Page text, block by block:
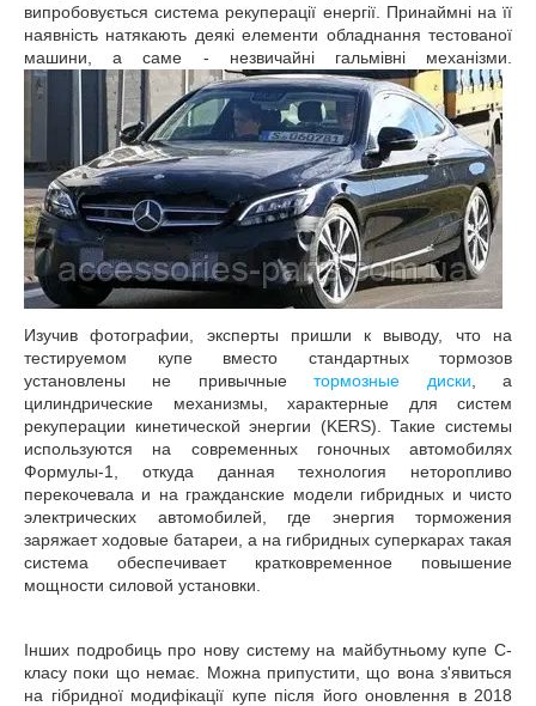
випробовується система рекуперації енергії. Принаймні на її
наявність натякають деякі елементи обладнання тестованої
машини, а саме - незвичайні гальмівні механізми.
Изучив фотографии, эксперты пришли к выводу, что на
тестируемом купе вместо стандартных тормозов
установлены не привычныетормозные диски , а
цилиндрические механизмы, характерные для систем
рекуперации кинетической энергии (KERS). Такие системы
используются на современных гоночных автомобилях
Формулы-1, откуда данная технология неторопливо
перекочевала и на гражданские модели гибридных и чисто
электрических автомобилей, где энергия торможения
заряжает ходовые батареи, а на гибридных суперкарах такая
система обеспечивает кратковременное повышение
мощности силовой установки.
Інших подробиць про нову систему на майбутньому купе С-
класу поки що немає. Можна припустити, що вона з'явиться
на гібридної модифікації купе після його оновлення в 2018